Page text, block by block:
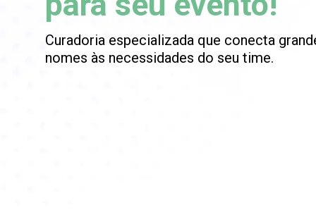
Curadoria especializada que conecta
nomes às necessidades do seu time.